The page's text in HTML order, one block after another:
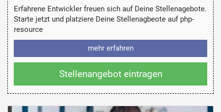
Erfahrene Entwickler freuen sich auf Deine Stellenagebote.
Starte jetzt und platziere Deine Stellenagbeote auf php-
resource
mehr erfahren
Stellenangebot eintragen